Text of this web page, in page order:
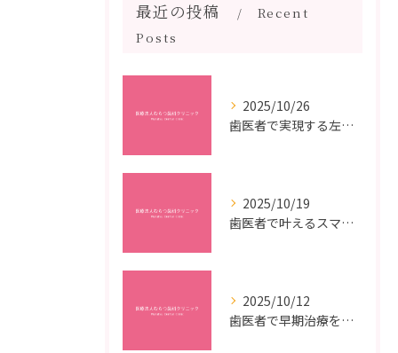
最近の投稿
Recent
Posts
2025/10/26
歯医者で実現する左右対称治療のポイントと矯正治療選びの疑問解決ガイド
2025/10/19
歯医者で叶えるスマイルメイクオーバーなら福岡県福岡市博多区博多駅前の最新矯正治療解説
2025/10/12
歯医者で早期治療を受けるメリットと虫歯悪化を防ぐ最短ステップ